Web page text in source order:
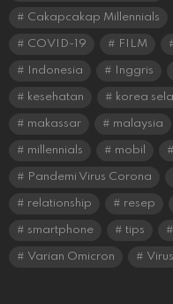
Cakapcakap Millennials
COVID-19 FILM
Indonesia Inggris
kesehatan korea
makassar malaysia
millennials mobil
Pandemi Virus Corona
relationship resep
smartphone tips
Varian Omicron